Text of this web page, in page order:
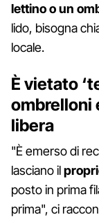
lettino o un
lido, bisogna
locale.
È vietato
ombrelloni
libera
"È emerso di
lasciano il
posto in prima
prima", ci